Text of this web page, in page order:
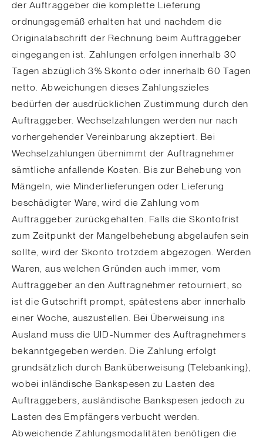
der Auftraggeber die komplette Lieferung
ordnungsgemäß erhalten hat und nachdem die
Originalabschrift der Rechnung beim Auftraggeber
eingegangen ist. Zahlungen erfolgen innerhalb 30
Tagen abzüglich 3% Skonto oder innerhalb 60 Tagen
netto. Abweichungen dieses Zahlungszieles
bedürfen der ausdrücklichen Zustimmung durch den
Auftraggeber. Wechselzahlungen werden nur nach
vorhergehender Vereinbarung akzeptiert. Bei
Wechselzahlungen übernimmt der Auftragnehmer
sämtliche anfallende Kosten. Bis zur Behebung von
Mängeln, wie Minderlieferungen oder Lieferung
beschädigter Ware, wird die Zahlung vom
Auftraggeber zurückgehalten. Falls die Skontofrist
zum Zeitpunkt der Mangelbehebung abgelaufen sein
sollte, wird der Skonto trotzdem abgezogen. Werden
Waren, aus welchen Gründen auch immer, vom
Auftraggeber an den Auftragnehmer retourniert, so
ist die Gutschrift prompt, spätestens aber innerhalb
einer Woche, auszustellen. Bei Überweisung ins
Ausland muss die UID-Nummer des Auftragnehmers
bekanntgegeben werden. Die Zahlung erfolgt
grundsätzlich durch Banküberweisung (Telebanking),
wobei inländische Bankspesen zu Lasten des
Auftraggebers, ausländische Bankspesen jedoch zu
Lasten des Empfängers verbucht werden.
Abweichende Zahlungsmodalitäten benötigen die